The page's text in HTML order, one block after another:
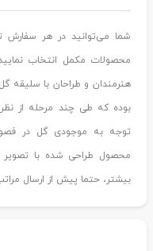
شما می‌توانید در هر سفارش
محصولات مکمل انتخاب
هنرمندان و طراحان با
بوده که طی چند مرحله از
توجه به موجودی گل در
بیشتر، حتما پیش از ارسال